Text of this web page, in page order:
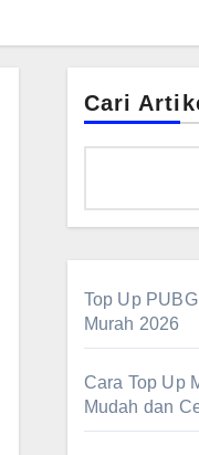
Cari
Top Up
Murah 2026
Cara Top Up
Mudah dan